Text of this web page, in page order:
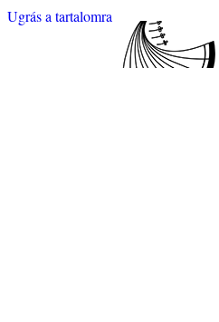
Ugrás a tartalomra